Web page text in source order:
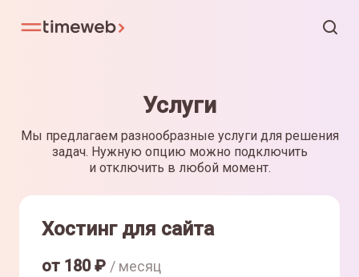
Услуги
Мы предлагаем разнообразные услуги для решения
задач. Нужную опцию можно подключить
и отключить в любой момент.
Хостинг для сайта
от 180₽ / месяц